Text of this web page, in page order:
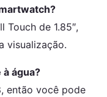
Touch de 1.85″,
visualização.
água?
então você pode